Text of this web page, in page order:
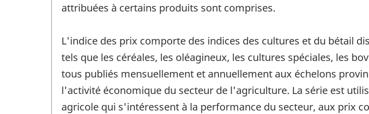
attribuées à certains produits sont comprises.
L'indice des prix comporte des indices des cultures et du bétail
tels que les céréales, les oléagineux, les cultures spéciales, les
tous publiés mensuellement et annuellement aux échelons
l'activité économique du secteur de l'agriculture. La série est
agricole qui s'intéressent à la performance du secteur, aux prix